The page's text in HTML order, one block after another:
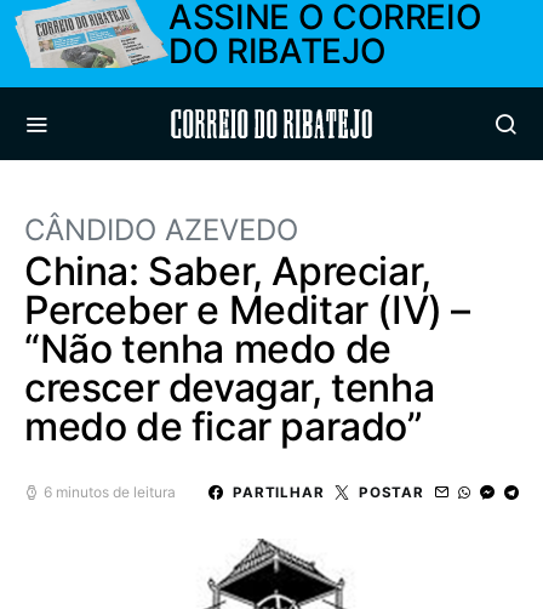
ASSINE O CORREIO
DO RIBATEJO
Correio do Ribatejo
CÂNDIDO AZEVEDO
China: Saber, Apreciar,
Perceber e Meditar (IV) –
“Não tenha medo de
crescer devagar, tenha
medo de ficar parado”
6 minutos de leitura PARTILHAR POSTAR